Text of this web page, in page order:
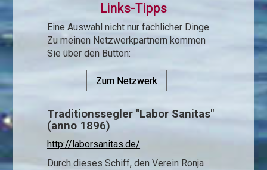
Links-Tipps
Eine Auswahl nicht nur fachlicher Dinge.
Zu meinen Netz­werk­partnern kommen
Sie über den Button:
Zum Netzwerk
Traditionssegler "Labor Sanitas"
(anno 1896)
http://laborsanitas.de/
Durch dieses Schiff, den Verein Ronja